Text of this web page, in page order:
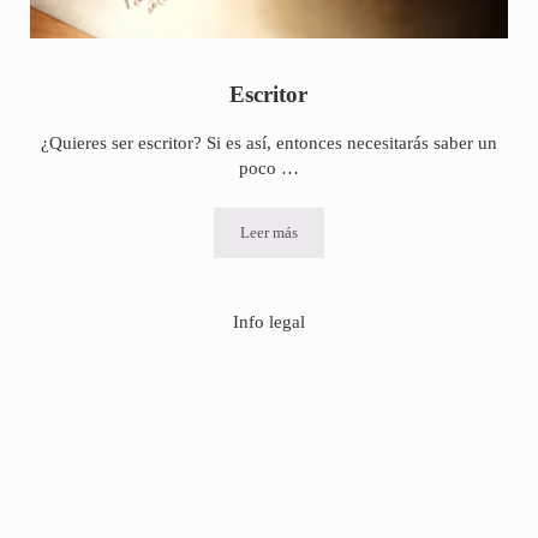
Escritor
¿Quieres ser escritor? Si es así, entonces necesitarás saber un
poco …
Leer más
Escritor
Info legal